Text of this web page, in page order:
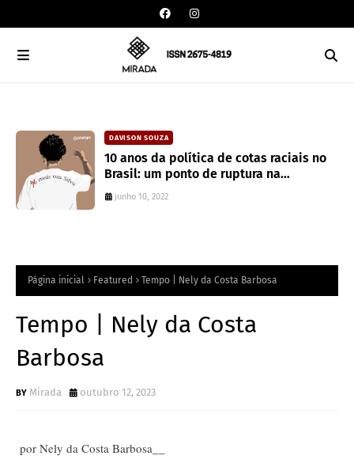
DAVISON SOUZA
10 anos da política de cotas raciais no
Brasil: um ponto de ruptura na
colonialidade
junho 10, 2022
Página inicial Featured Tempo | Nely da Costa Barbosa
Tempo | Nely da Costa
Barbosa
Mirada outubro 12, 2023
por Nely da Costa Barbosa__